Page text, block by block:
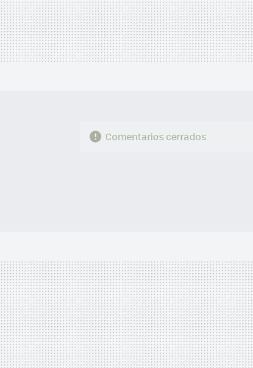
Comentarios cerrados